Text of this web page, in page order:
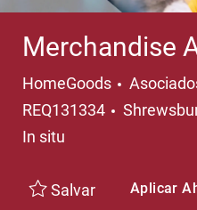
Merchandise
HomeGoods Categoría
REQ131334
Ubicación
In situ
Salvar Aplicar